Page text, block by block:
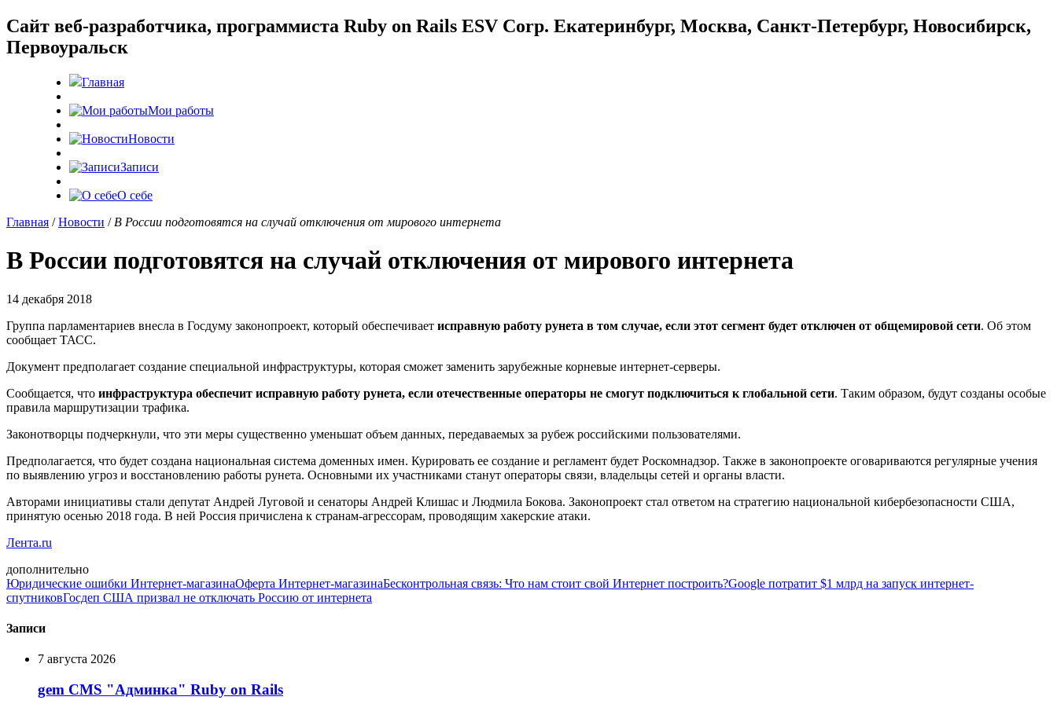
Cайт веб-разработчика, программиста Ruby on Rails ESV Corp. Екатеринбург, Москва, Санкт-Петербург, Новосибирск,
Первоуральск
Главная
Мои работы
Новости
Записи
О себе
Главная /Новости / В России подготовятся на случай отключения от мирового интернета
В России подготовятся на случай отключения от мирового интернета
14 декабря 2018
Группа парламентариев внесла в Госдуму законопроект, который обеспечивает исправную работу рунета в том случае, если этот сегмент будет отключен от общемировой сети. Об этом
сообщает ТАСС.
Документ предполагает создание специальной инфраструктуры, которая сможет заменить зарубежные корневые интернет-серверы.
Сообщается, что инфраструктура обеспечит исправную работу рунета, если отечественные операторы не смогут подключиться к глобальной сети. Таким образом, будут созданы особые
правила маршрутизации трафика.
Законотворцы подчеркнули, что эти меры существенно уменьшат объем данных, передаваемых за рубеж российскими пользователями.
Предполагается, что будет создана национальная система доменных имен. Курировать ее создание и регламент будет Роскомнадзор. Также в законопроекте оговариваются регулярные учения
по выявлению угроз и восстановлению работы рунета. Основными их участниками станут операторы связи, владельцы сетей и органы власти.
Авторами инициативы стали депутат Андрей Луговой и сенаторы Андрей Клишас и Людмила Бокова. Законопроект стал ответом на стратегию национальной кибербезопасности США,
принятую осенью 2018 года. В ней Россия причислена к странам-агрессорам, проводящим хакерские атаки.
Лента.ru
дополнительно
Юридические ошибки Интернет-магазинаОферта Интернет-магазинаБесконтрольная связь: Что нам стоит свой Интернет построить?Google потратит $1 млрд на запуск интернет-
спутниковГосдеп США призвал не отключать Россию от интернета
Записи
7 августа 2026
gem CMS "Админка" Ruby on Rails